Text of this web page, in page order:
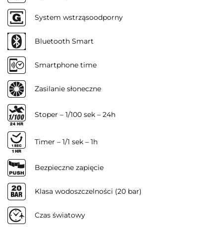
System wstrząsoodporny
Bluetooth Smart
Smartphone time
Zasilanie słoneczne
Stoper – 1/100 sek – 24h
Timer – 1/1 sek – 1h
Bezpieczne zapięcie
Klasa wodoszczelności (20 bar)
Czas światowy